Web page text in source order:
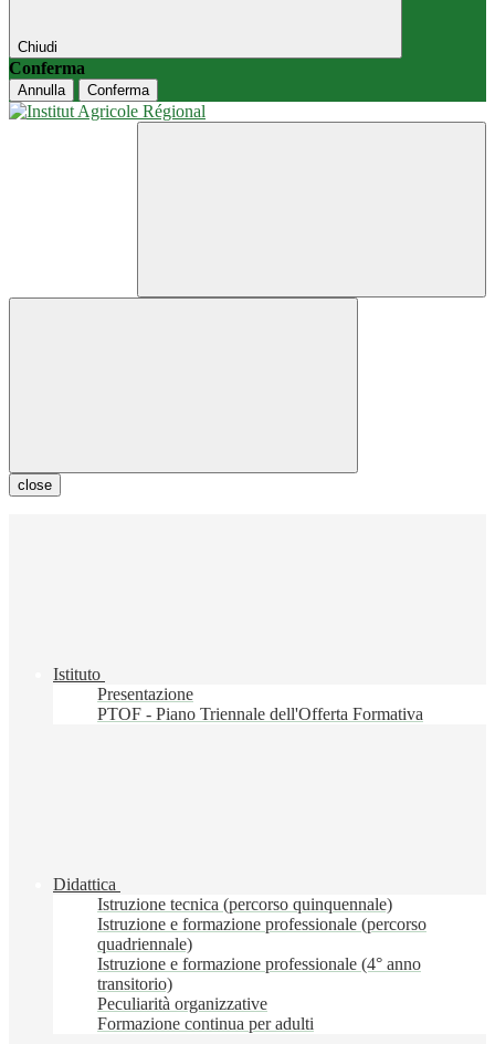
Chiudi
Conferma
Annulla Conferma
close
Istituto
Presentazione
PTOF - Piano Triennale dell'Offerta Formativa
Didattica
Istruzione tecnica (percorso quinquennale)
Istruzione e formazione professionale (percorso
quadriennale)
Istruzione e formazione professionale (4° anno
transitorio)
Peculiarità organizzative
Formazione continua per adulti